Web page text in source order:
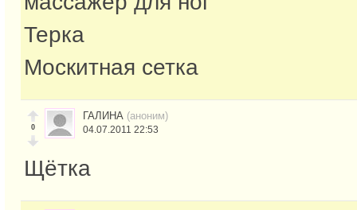
Терка
Москитная сетка
0
ГАЛИНА (аноним)
04.07.2011 22:53
Щётка